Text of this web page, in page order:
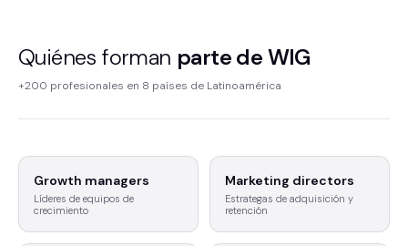
Quiénes forman parte de WIG
+200 profesionales en 8 países de Latinoamérica
Growth managers
Líderes de equipos de
crecimiento
Marketing directors
Estrategas de adquisición y
retención